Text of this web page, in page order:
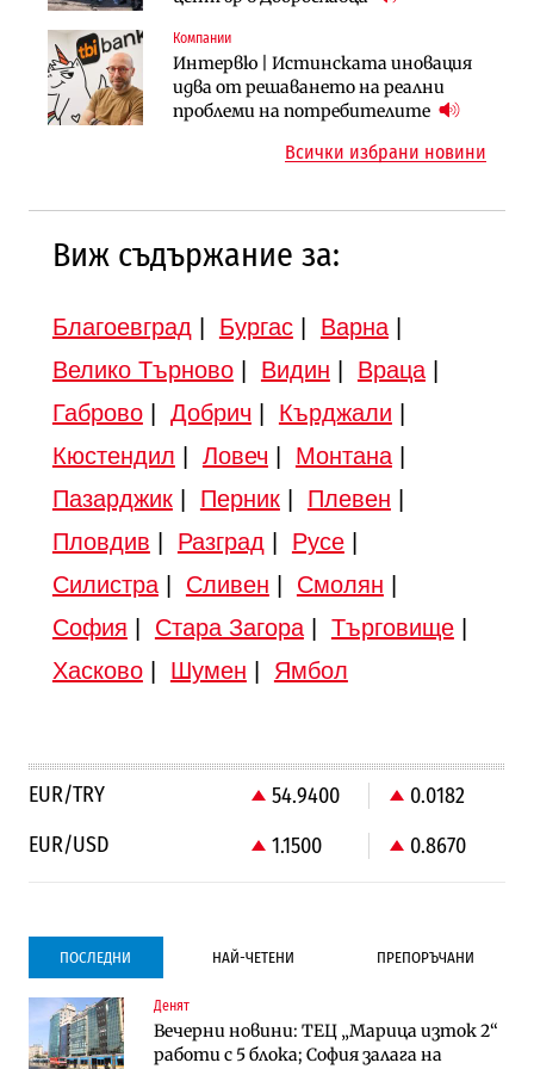
Компании
Интервю | Истинската иновация
идва от решаването на реални
проблеми на потребителите
Инфраструктура
АПИ възложи промяната на
парцеларния план за
Инфраструктура
Вторият мост над Варненското
езеро става част от бъдещата
Всички избрани новини
Виж съдържание за:
Благоевград Бургас| Варна|
Велико Търново| Видин Враца|
Габрово| Добрич Кърджали
Кюстендил
Ловеч Монтана|
Пазарджик| Перник| Плевен
Пловдив
Разград Русе|
Силистра| Сливен Смолян
София
Стара Загора| Търговище|
Хасково| Шумен Ямбол
EUR/TRY 54.9400
0.0182
EUR/USD
1.1500 0.8670
ПОСЛЕДНИ НАЙ-ЧЕТЕНИ ПРЕПОРЪЧАНИ
Денят
Вечерни новини: ТЕЦ „Марица изток 2“
работи с 5 блока; София залага на
Градоустройство
Столична община избра изпълнител за
преместването на трамвайното
Компании
Vivacom предлага над 150 устройства с
90% отстъпка през август